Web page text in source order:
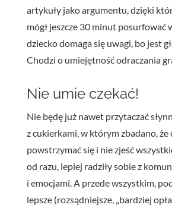
artykuły jako argumentu, dzięki
mógł jeszcze 30 minut posurfować
dziecko domaga się uwagi, bo jest
Chodzi o umiejętność odraczania
Nie umie czekać!
Nie będę już nawet przytaczać
z cukierkami, w którym zbadano,
powstrzymać się i nie zjeść
od razu, lepiej radziły sobie z
i emocjami. A przede wszystkim,
lepsze (rozsądniejsze, „bardziej